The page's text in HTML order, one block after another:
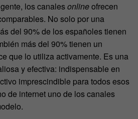
los canalesonlineofrecen
No solo por una
del 90% de los españoles tienen
más del 90% tienen un
que lo utiliza activamente. Es una
y efectiva: indispensable en
imprescindible para todos esos
de internet uno de los canales